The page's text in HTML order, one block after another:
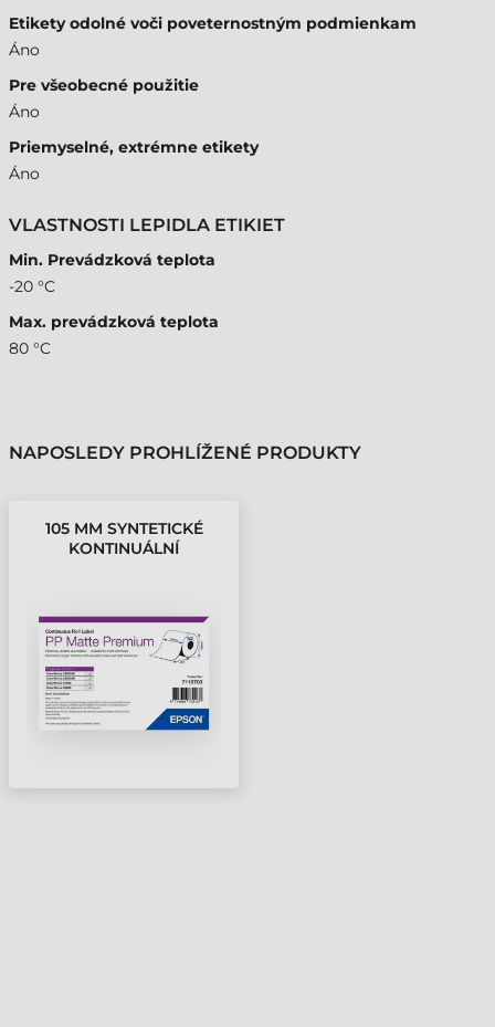
Etikety odolné voči poveternostným podmienkam
Áno
Pre všeobecné použitie
Áno
Priemyselné, extrémne etikety
Áno
VLASTNOSTI LEPIDLA ETIKIET
Min. Prevádzková teplota
-20 °C
Max. prevádzková teplota
80 °C
NAPOSLEDY PROHLÍŽENÉ PRODUKTY
105 MM SYNTETICKÉ
KONTINUÁLNÍ